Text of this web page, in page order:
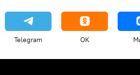
Telegram OK